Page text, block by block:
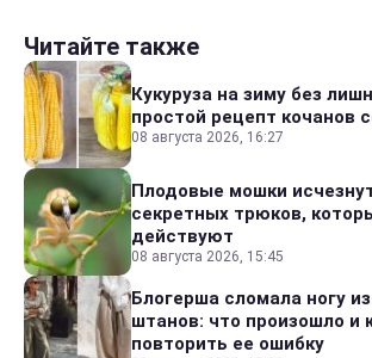
Читайте также
Кукуруза на зиму без
простой рецепт кочанов
08 августа 2026, 16:27
Плодовые мошки
секретных трюков,
действуют
08 августа 2026, 15:45
Блогерша сломала ногу
штанов: что произошло и
повторить ее ошибку